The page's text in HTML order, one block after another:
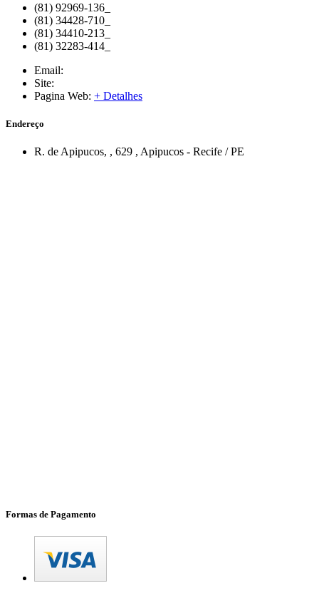
(81) 92969-136_
(81) 34428-710_
(81) 34410-213_
(81) 32283-414_
Email:
Site:
Pagina Web: + Detalhes
Endereço
R. de Apipucos, , 629 , Apipucos - Recife /PE
Formas de Pagamento